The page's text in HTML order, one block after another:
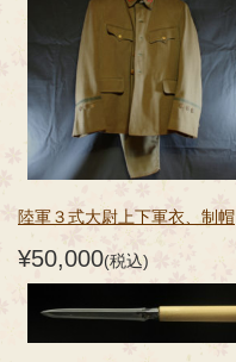
陸軍３式大尉上下軍衣、制帽
¥50,000(税込)